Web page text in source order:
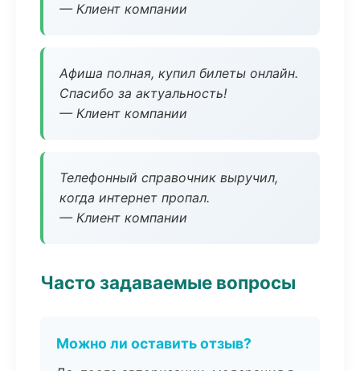
— Клиент компании
Афиша полная, купил билеты онлайн.
Спасибо за актуальность!
— Клиент компании
Телефонный справочник выручил,
когда интернет пропал.
— Клиент компании
Часто задаваемые вопросы
Можно ли оставить отзыв?